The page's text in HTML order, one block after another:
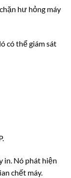
hư hỏng máy
có thể giám sát
in. Nó phát hiện
chết máy.